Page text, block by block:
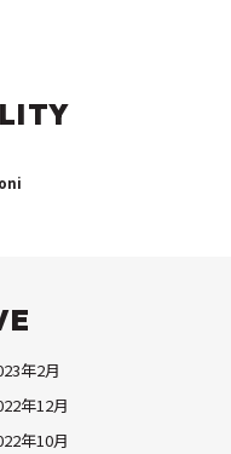
年2月
年12月
年10月